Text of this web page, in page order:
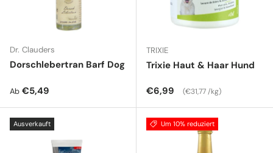
Dr. Clauders
Dorschlebertran Barf Dog
Normaler Preis
Ab €5,49
TRIXIE
Trixie Haut & Haar Hund
Normaler Preis
€6,99 Grundpreis
€31,77 /kg
Ausverkauft Um 10% reduziert